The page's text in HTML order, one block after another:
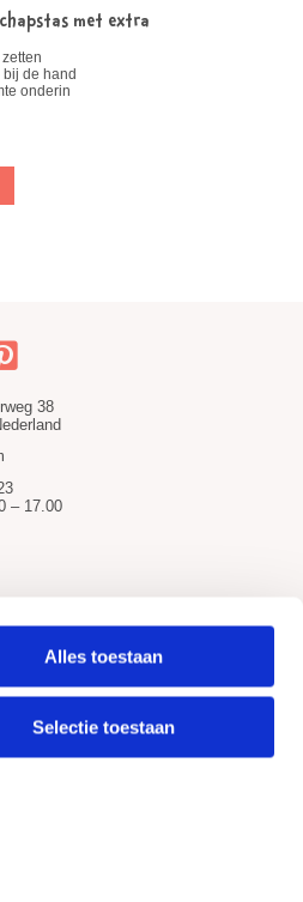
Alles toestaan
Selectie toestaan
met extra
de hand
onderin
38
– 17.00